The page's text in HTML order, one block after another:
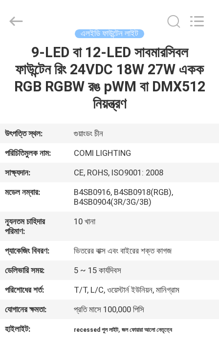
পণ্য
সম্পর্কে
ভ্রমণ
নিয়ন্ত্রণ
যোগাযোগ
করুন
খবর
LIGHTING
LIMITED.
এলইডি ফাউন্টেন লাইট
9-LED বা 12-LED সাবমারসিবল
ফাউন্টেন রিং 24VDC 18W 27W একক
RGB RGBW রঙ pWM বা DMX512
নিয়ন্ত্রণ
উৎপত্তি স্থল:
গুয়াংডং চীন
পরিচিতিমুলক নাম:
COMI LIGHTING
সাক্ষ্যদান:
CE, ROHS, ISO9001: 2008
মডেল নম্বার:
B4SB0916, B4SB0918(RGB),
B4SB0904(3R/3G/3B)
ন্যূনতম চাহিদার
পরিমাণ:
10 খানা
প্যাকেজিং বিবরণ:
ভিতরের বাক্স এবং বাইরের শক্ত কাগজ
ডেলিভারি সময়:
5 ~ 15 কার্যদিবস
পরিশোধের শর্ত:
T/T, L/C, ওয়েস্টার্ন ইউনিয়ন, মানিগ্রাম
যোগানের ক্ষমতা:
প্রতি মাসে 100,000 পিসি
হাইলাইট:
recessed পুল লাইট,জল ফোয়ারা আলো নেতৃত্বে